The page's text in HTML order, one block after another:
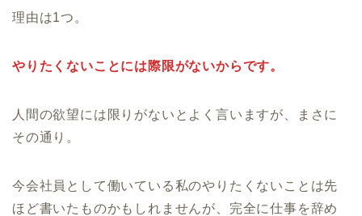
理由は1つ。
やりたくないことには際限がないからです。
人間の欲望には限りがないとよく言いますが、まさに
その通り。
今会社員として働いている私のやりたくないことは先
ほど書いたものかもしれませんが、完全に仕事を辞め